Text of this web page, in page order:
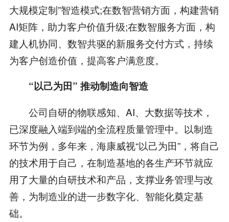
大规模定制”智造模式;在数智营销方面，构建营销
AI矩阵，助力客户价值升级;在数智服务方面，构
建人机协同、数智共驱的新服务交付方式，持续
为客户创造价值，提高客户满意度。
“以己为田” 推动制造向智造
公司自研的物联感知、AI、大数据等技术，
已深度融入端到端的全流程质量管理中。以制造
环节为例，多年来，海康威视“以己为田”，将自己
的技术用于自己，在制造基地的各生产环节就应
用了大量的自研技术和产品，支撑业务管理与改
善，为制造业的进一步数字化、智能化奠定基
础。